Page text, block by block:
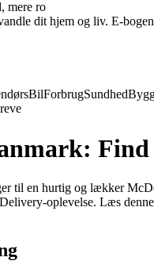
mere ro
dit hjem og liv. E-
BilForbrugSundhed
til en hurtig og lækker
oplevelse. Læs